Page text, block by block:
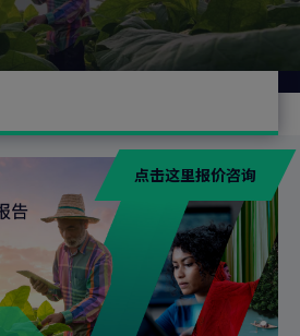
点击这里报价咨询